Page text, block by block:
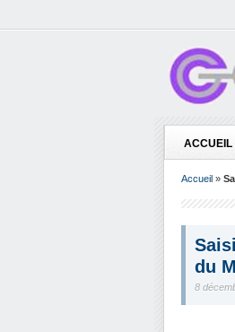
ACCUEIL
Accueil »
du
8